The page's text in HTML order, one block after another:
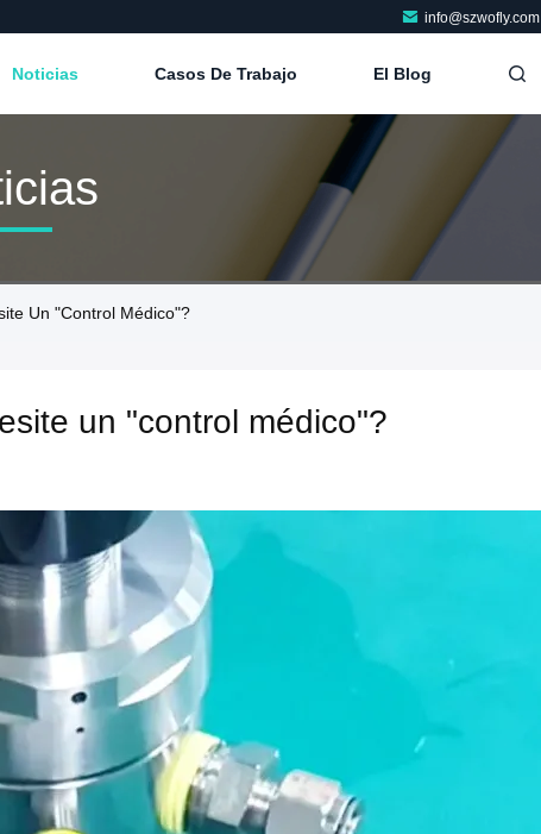
info@szwofly.com
Noticias Casos De Trabajo El Blog
Un "control Médico"?
un "control médico"?